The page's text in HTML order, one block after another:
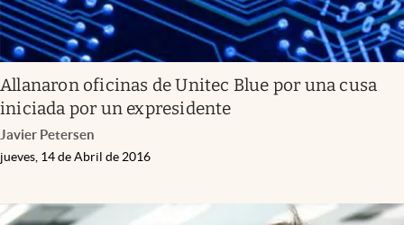
Allanaron oficinas de Unitec Blue por una cusa
iniciada por un expresidente
Javier Petersen
jueves, 14 de Abril de 2016